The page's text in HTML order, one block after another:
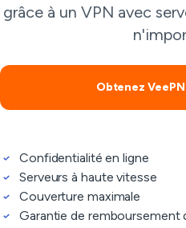
grâce à un VPN avec
Obtenez
Confidentialité en ligne
Serveurs à haute vitesse
Couverture maximale
Garantie de remboursement